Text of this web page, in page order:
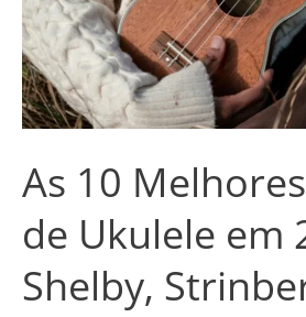
As 10
de Ukulele em
Shelby,
Marcas
de
Ukulele
em
Shelby,
Strinberg
e
mais